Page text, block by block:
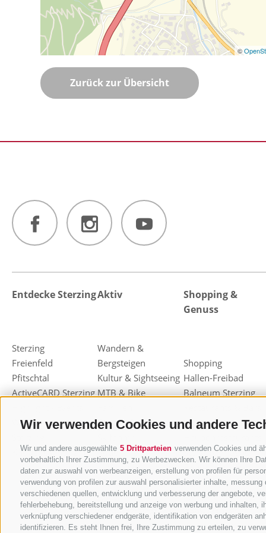
Wir verwenden Cookies und andere
Wir und andere ausgewählte 5 Drittparteien verwenden Cookies und
vorbehaltlich Ihrer Zustimmung, zu Werbezwecken. Wir können Ihre
daten zur auswahl von werbeanzeigen, erstellung von profilen für
verwendung von profilen zur auswahl personalisierter inhalte,
verschiedenen quellen, entwicklung und verbesserung der angebote,
fehlerbehebung, bereitstellung und anzeige von werbung und
verknüpfung verschiedener endgeräte, identifikation von endgeräten
identifizieren. Es steht Ihnen frei, Ihre Zustimmung zu erteilen, zu
©
Zurück zur Übersicht
Entdecke Sterzing
Sterzing
Freienfeld
Pfitschtal
ActiveCARD Sterzing
Weihnachtsmarkt
Knödelfest Sterzing
Aktiv
Wandern &
Bergsteigen
Kultur & Sightseeing
MTB & Bike
Freizeit & Sport
Rodeln
Langlaufen
Ski-Alpinismus
Andere
Winteraktivitäten
Shopping &
Genuss
Shopping
Hallen-Freibad
Balneum Sterzing
Almen & Hütten
Sterzinger Joghurt
Eisacktaler Kost
Einkaufsgutscheine
Törggelen
Berg-Kräuter